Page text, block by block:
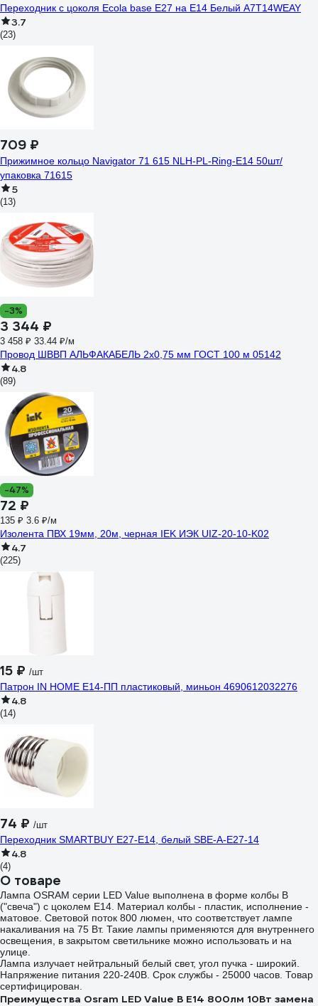
Переходник с цоколя Ecola base E27 на E14 Белый A7T14WEAY
3.7
(23)
709 ₽
Прижимное кольцо Navigator 71 615 NLH-PL-Ring-E14 50шт/
упаковка 71615
5
(13)
-3%
3 344 ₽
3 458 ₽ 33.44 ₽/м
Провод ШВВП АЛЬФАКАБЕЛЬ 2х0,75 мм ГОСТ 100 м 05142
4.8
(89)
-47%
72 ₽
135 ₽ 3.6 ₽/м
Изолента ПВХ 19мм, 20м, черная IEK ИЭК UIZ-20-10-K02
4.7
(225)
15 ₽ /шт
Патрон IN HOME Е14-ПП пластиковый, миньон 4690612032276
4.8
(14)
74 ₽ /шт
Переходник SMARTBUY E27-E14, белый SBE-A-E27-14
4.8
(4)
О товаре
Лампа OSRAM серии LED Value выполнена в форме колбы B
("свеча") с цоколем E14. Материал колбы - пластик, исполнение -
матовое. Световой поток 800 люмен, что соответствует лампе
накаливания на 75 Вт. Такие лампы применяются для внутреннего
освещения, в закрытом светильнике можно использовать и на
улице.
Лампа излучает нейтральный белый свет, угол пучка - широкий.
Напряжение питания 220-240В. Срок службы - 25000 часов. Товар
сертифицирован.
Преимущества Osram LED Value B E14 800лм 10Вт замена